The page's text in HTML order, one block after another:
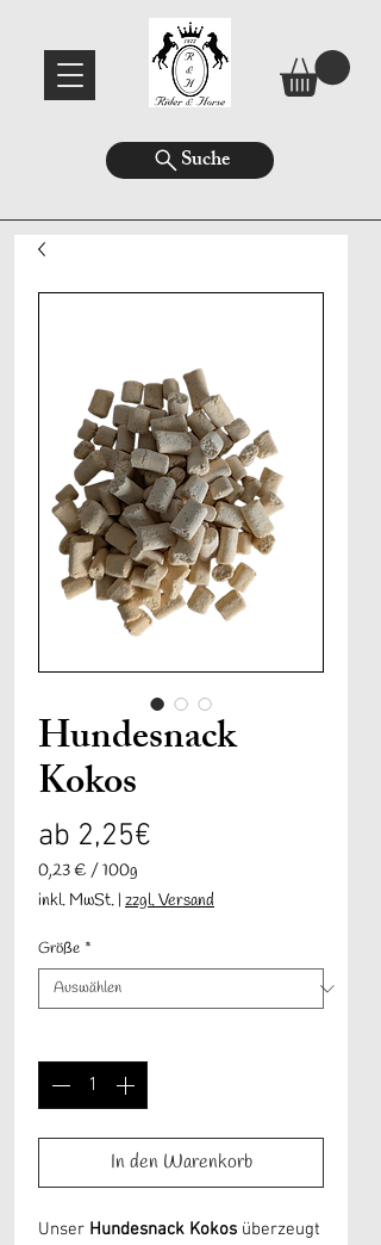
Suche
Hundesnack
Kokos
ab 2,25€
0,23 € / 100g
0,23 €
pro
Gramm
inkl. MwSt.| zzgl. Versand
Größe *
In den Warenkorb
Unser Hundesnack Kokos überzeugt